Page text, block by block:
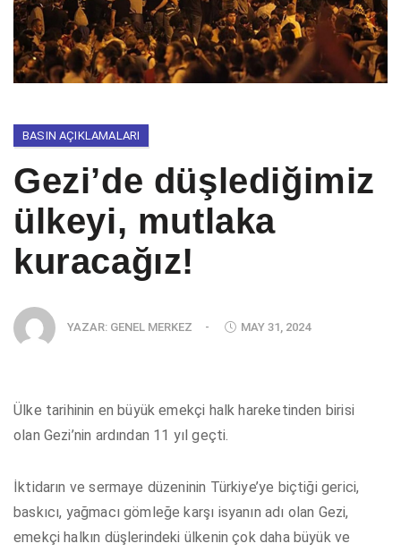
BASIN AÇIKLAMALARI
Gezi’de düşlediğimiz
ülkeyi, mutlaka
kuracağız!
YAZAR: GENEL MERKEZ - MAY 31, 2024
Ülke tarihinin en büyük emekçi halk hareketinden birisi
olan Gezi’nin ardından 11 yıl geçti.
İktidarın ve sermaye düzeninin Türkiye’ye biçtiği gerici,
baskıcı, yağmacı gömleğe karşı isyanın adı olan Gezi,
emekçi halkın düşlerindeki ülkenin çok daha büyük ve